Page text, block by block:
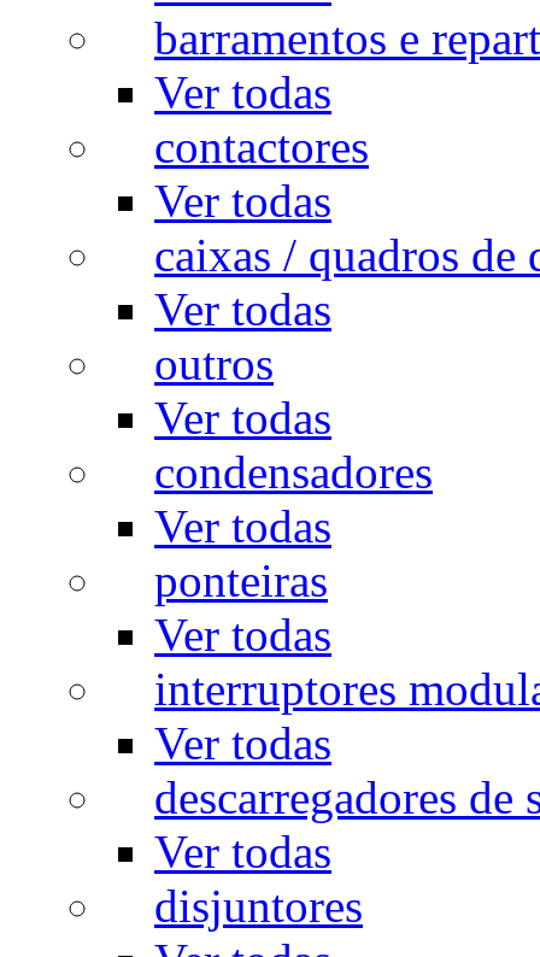
barramentos e
Ver todas
contactores
Ver todas
caixas / quadros de
Ver todas
outros
Ver todas
condensadores
Ver todas
ponteiras
Ver todas
interruptores
Ver todas
descarregadores de
Ver todas
disjuntores